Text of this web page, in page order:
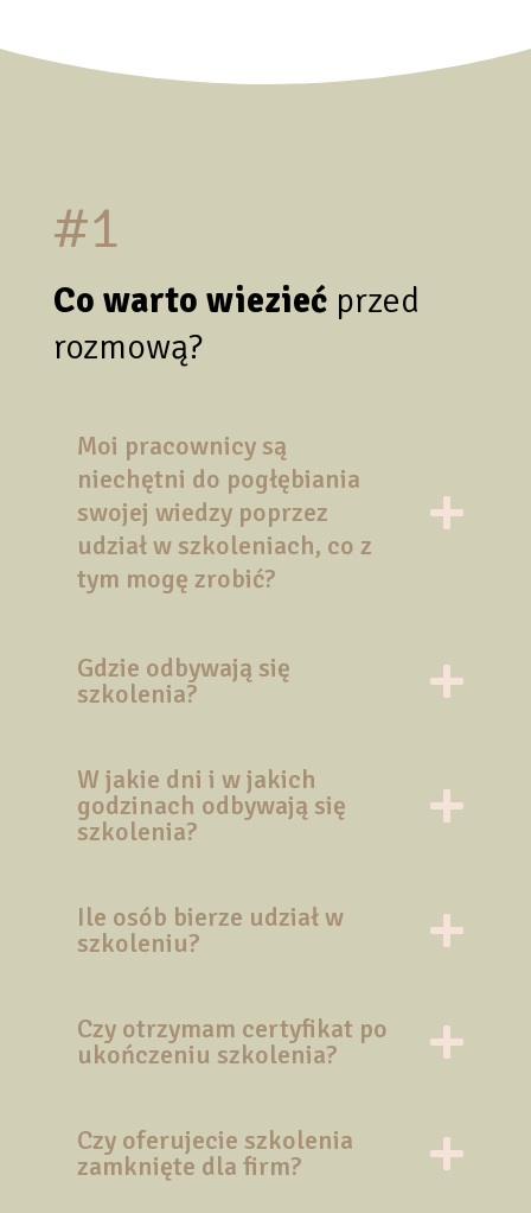
#1
Co warto wieziećprzed
rozmową?
Moi pracownicy są
niechętni do pogłębiania
swojej wiedzy poprzez
udział w szkoleniach, co z
tym mogę zrobić?
Gdzie odbywają się
szkolenia?
W jakie dni i w jakich
godzinach odbywają się
szkolenia?
Ile osób bierze udział w
szkoleniu?
Czy otrzymam certyfikat po
ukończeniu szkolenia?
Czy oferujecie szkolenia
zamknięte dla firm?